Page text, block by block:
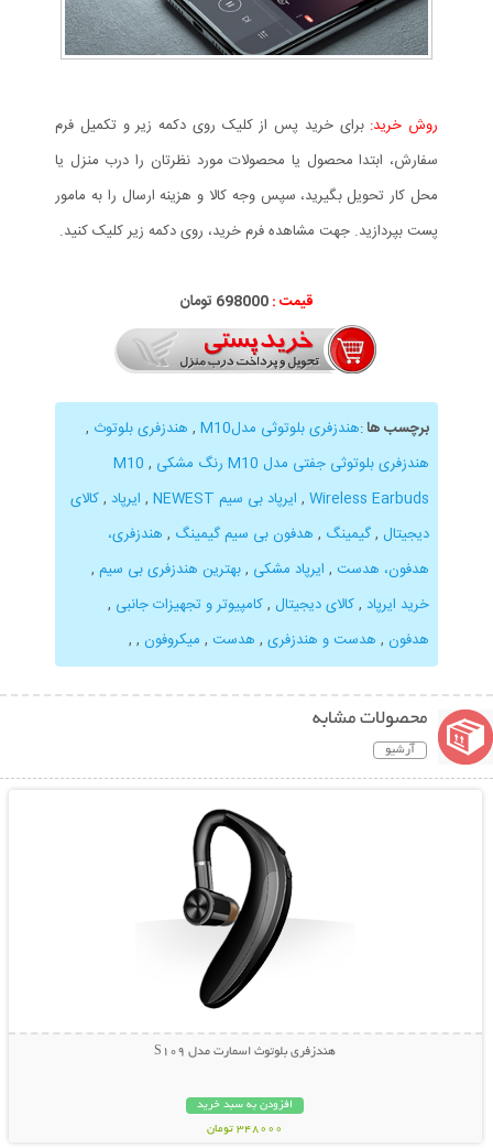
روش خرید: برای خرید پس از کلیک روی دکمه زیر و تکمیل فرم
سفارش، ابتدا محصول یا محصولات مورد نظرتان را درب منزل یا
محل کار تحویل بگیرید، سپس وجه کالا و هزینه ارسال را به مامور
پست بپردازید. جهت مشاهده فرم خرید، روی دکمه زیر کلیک کنید.
قیمت :698000 تومان
برچسب ها:هندزفری بلوتوثی مدلM10 , هندزفری بلوتوث ,
هندزفری بلوتوثی جفتی مدل M10 رنگ مشکی
,
M10
Wireless Earbuds
, ایرپاد بی سیم NEWEST , ایرپاد ,کالای
دیجیتال ,گیمینگ , هدفون بی سیم گیمینگ , هندزفری،
هدفون، هدست , ایرپاد مشکی ,بهترین هندزفری بی سیم ,
خرید ایرپاد ,کالای دیجیتال ,کامپیوتر و تجهیزات جانبی ,
هدفون , هدست و هندزفری , هدست , میکروفون ,
,
محصولات مشابه
آرشیو
هندزفری بلوتوث اسمارت مدل S109
افزودن به سبد خرید
348000 تومان
نمایش توضیحات بیشتر